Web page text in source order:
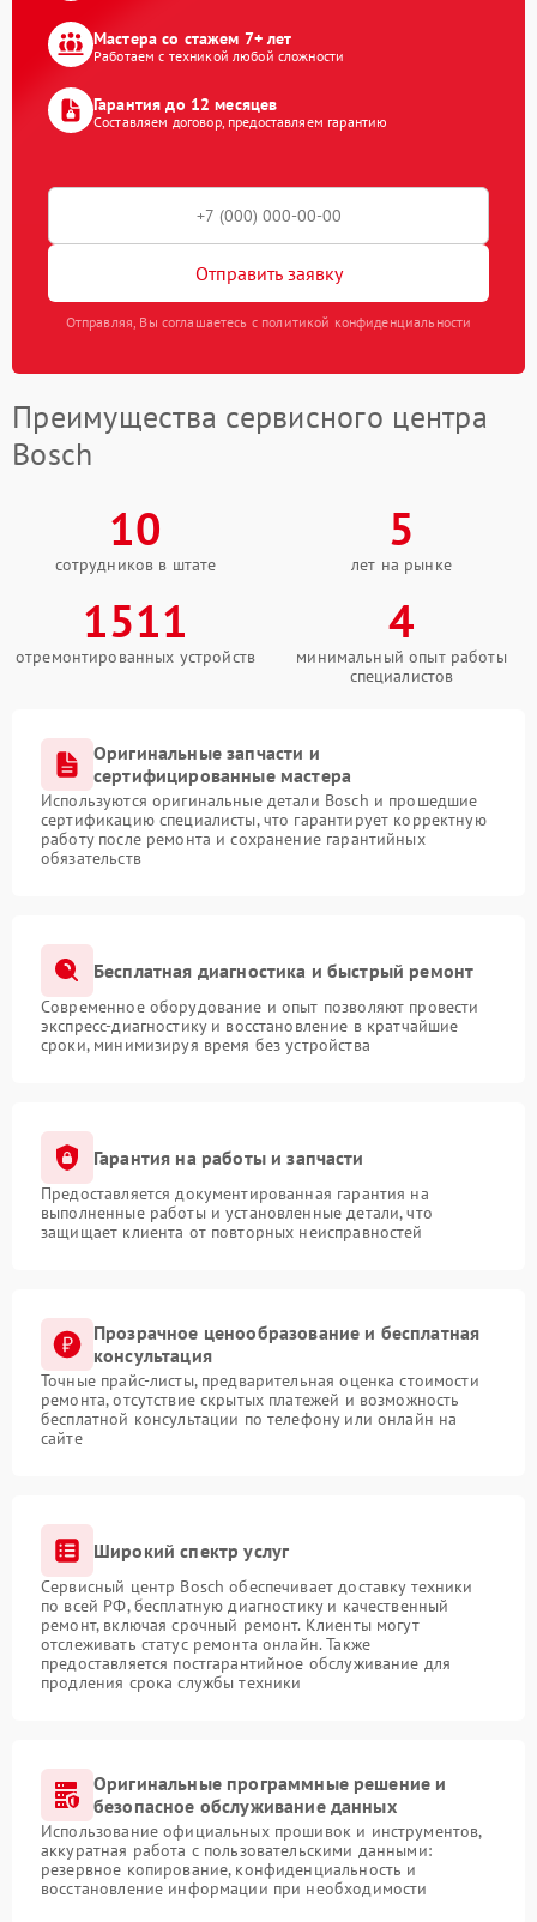
Мастера со стажем 7+ лет
Работаем с техникой любой сложности
Гарантия до 12 месяцев
Составляем договор, предоставляем гарантию
Отправить заявку
Отправляя, Вы соглашаетесь с политикой конфиденциальности
Преимущества сервисного центра
Bosch
10
сотрудников в штате
5
лет на рынке
1511
отремонтированных устройств
4
минимальный опыт работы
специалистов
Оригинальные запчасти и
сертифицированные мастера
Используются оригинальные детали Bosch и прошедшие
сертификацию специалисты, что гарантирует корректную
работу после ремонта и сохранение гарантийных
обязательств
Бесплатная диагностика и быстрый ремонт
Современное оборудование и опыт позволяют провести
экспресс-диагностику и восстановление в кратчайшие
сроки, минимизируя время без устройства
Гарантия на работы и запчасти
Предоставляется документированная гарантия на
выполненные работы и установленные детали, что
защищает клиента от повторных неисправностей
Прозрачное ценообразование и бесплатная
консультация
Точные прайс-листы, предварительная оценка стоимости
ремонта, отсутствие скрытых платежей и возможность
бесплатной консультации по телефону или онлайн на
сайте
Широкий спектр услуг
Сервисный центр Bosch обеспечивает доставку техники
по всей РФ, бесплатную диагностику и качественный
ремонт, включая срочный ремонт. Клиенты могут
отслеживать статус ремонта онлайн. Также
предоставляется постгарантийное обслуживание для
продления срока службы техники
Оригинальные программные решение и
безопасное обслуживание данных
Использование официальных прошивок и инструментов,
аккуратная работа с пользовательскими данными:
резервное копирование, конфиденциальность и
восстановление информации при необходимости